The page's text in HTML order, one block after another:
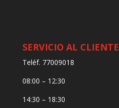
SERVICIO AL CLIENTE
Teléf. 77009018
08:00 – 12:30
14:30 – 18:30